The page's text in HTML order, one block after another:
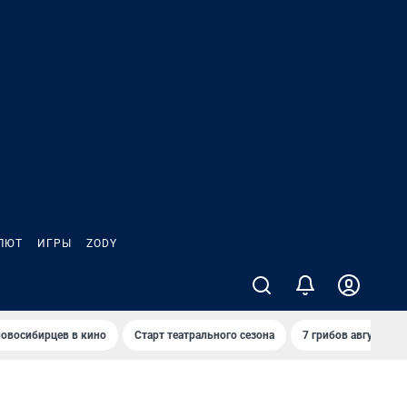
ИГРЫ ZODY
в кино Старт театрального сезона 7 грибов августа